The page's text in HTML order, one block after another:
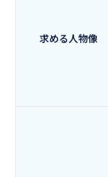
求める人物像